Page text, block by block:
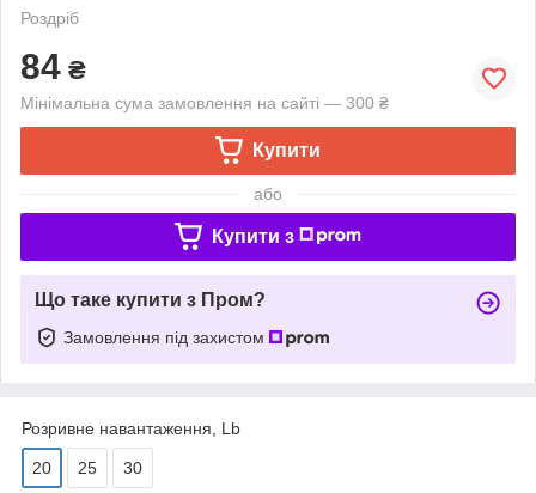
Роздріб
84 ₴
Мінімальна сума замовлення на сайті — 300 ₴
Купити
або
Купити з
Що таке купити з Пром?
Замовлення під захистом
Розривне навантаження, Lb
20 25 30